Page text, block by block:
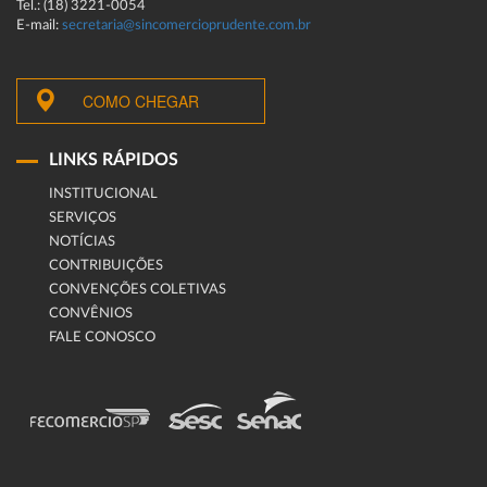
Tel.: (18) 3221-0054
E-mail: secretaria@sincomercioprudente.com.br
COMO CHEGAR
LINKS RÁPIDOS
INSTITUCIONAL
SERVIÇOS
NOTÍCIAS
CONTRIBUIÇÕES
CONVENÇÕES COLETIVAS
CONVÊNIOS
FALE CONOSCO